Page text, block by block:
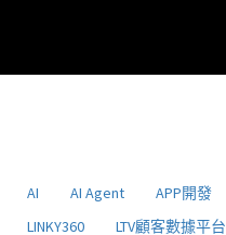
AI AI Agent APP開發
LINKY360
LTV顧客數據平台